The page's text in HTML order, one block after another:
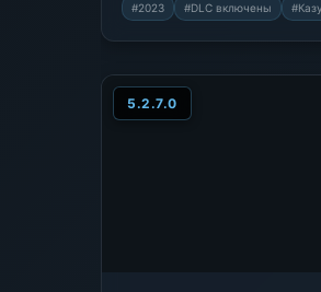
#2023 #DLC включены
5.2.7.0